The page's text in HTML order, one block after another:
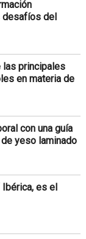
desafíos del
las principales
en materia de
con una guía
yeso laminado
Ibérica, es el